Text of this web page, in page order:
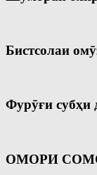
Бистсолаи
Фурӯғи субҳи
ОМОРИ